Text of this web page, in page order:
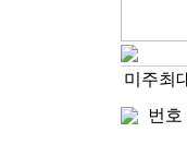
미주최
번호